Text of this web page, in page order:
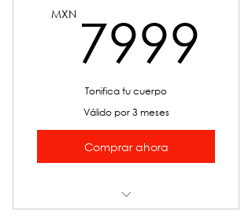
MXN 7999
Tonifica tu cuerpo
Válido por 3 meses
Comprar ahora